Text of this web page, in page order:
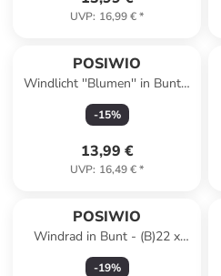
UVP: 16,99 €*
POSIWIO
Windlicht ''Blumen'' in Bunt -
(H)18 x Ø 12 cm
-15%
13,99 €
UVP: 16,49 €*
POSIWIO
Windrad in Bunt - (B)22 x
(H)126 x (T)9 cm
-19%